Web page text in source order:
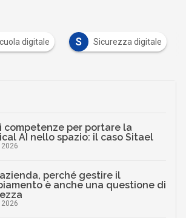
digitale S Sicurezza digitale
competenze per portare la
AI nello spazio: il caso Sitael
perché gestire il
è anche una questione di
2026